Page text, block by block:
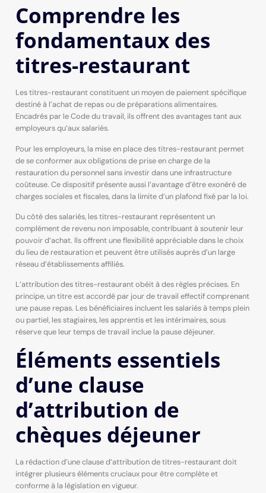
Comprendre les
fondamentaux des
titres-restaurant
Les titres-restaurant constituent un moyen de paiement spécifique
destiné à l’achat de repas ou de préparations alimentaires.
Encadrés par le Code du travail, ils offrent des avantages tant aux
employeurs qu’aux salariés.
Pour les employeurs, la mise en place des titres-restaurant permet
de se conformer aux obligations de prise en charge de la
restauration du personnel sans investir dans une infrastructure
coûteuse. Ce dispositif présente aussi l’avantage d’être exonéré de
charges sociales et fiscales, dans la limite d’un plafond fixé par la loi.
Du côté des salariés, les titres-restaurant représentent un
complément de revenu non imposable, contribuant à soutenir leur
pouvoir d’achat. Ils offrent une flexibilité appréciable dans le choix
du lieu de restauration et peuvent être utilisés auprès d’un large
réseau d’établissements affiliés.
L’attribution des titres-restaurant obéit à des règles précises. En
principe, un titre est accordé par jour de travail effectif comprenant
une pause repas. Les bénéficiaires incluent les salariés à temps plein
ou partiel, les stagiaires, les apprentis et les intérimaires, sous
réserve que leur temps de travail inclue la pause déjeuner.
Éléments essentiels
d’une clause
d’attribution de
chèques déjeuner
La rédaction d’une clause d’attribution de titres-restaurant doit
intégrer plusieurs éléments cruciaux pour être complète et
conforme à la législation en vigueur.